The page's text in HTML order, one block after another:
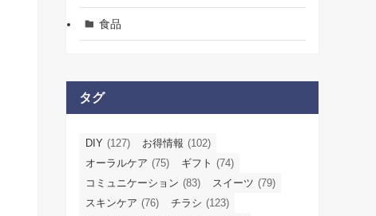
食品
タグ
DIY (127) お得情報 (102)
オーラルケア (75) ギフト (74)
コミュニケーション (83) スイーツ (79)
スキンケア (76) チラシ (123)